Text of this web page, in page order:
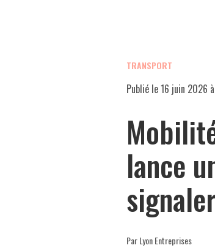
TRANSPORT
Publié le16 juin 2026
lance
Par Lyon Entreprises